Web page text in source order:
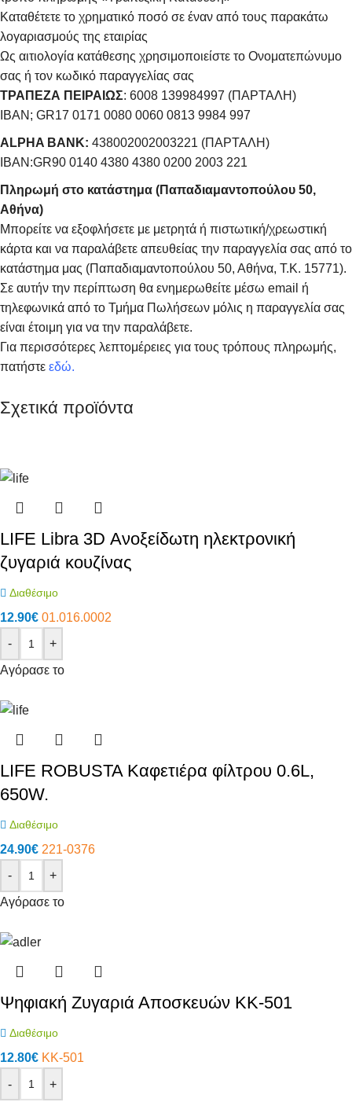
Καταθέτετε το χρηματικό ποσό σε έναν από τους παρακάτω
λογαριασμούς της εταιρίας
Ως αιτιολογία κατάθεσης χρησιμοποιείστε το Ονοματεπώνυμο
σας ή τον κωδικό παραγγελίας σας
ΤΡΑΠΕΖΑ ΠΕΙΡΑΙΩΣ: 6008 139984997 (ΠΑΡΤΑΛΗ)
IBAN; GR17 0171 0080 0060 0813 9984 997
ALPHA BANK: 438002002003221 (ΠΑΡΤΑΛΗ)
IBAN:GR90 0140 4380 4380 0200 2003 221
Πληρωμή στο κατάστημα (Παπαδιαμαντοπούλου 50,
Αθήνα)
Μπορείτε να εξοφλήσετε με μετρητά ή πιστωτική/χρεωστική
κάρτα και να παραλάβετε απευθείας την παραγγελία σας από το
κατάστημα μας (Παπαδιαμαντοπούλου 50, Αθήνα, Τ.Κ. 15771).
Σε αυτήν την περίπτωση θα ενημερωθείτε μέσω email ή
τηλεφωνικά από το Τμήμα Πωλήσεων μόλις η παραγγελία σας
είναι έτοιμη για να την παραλάβετε.
Για περισσότερες λεπτομέρειες για τους τρόπους πληρωμής,
πατήστε εδώ.
Σχετικά προϊόντα
LIFE Libra 3D Ανοξείδωτη ηλεκτρονική
ζυγαριά κουζίνας
Διαθέσιμο
12.90€ 01.016.0002
-
+
Αγόρασε το
LIFE ROBUSTA Καφετιέρα φίλτρου 0.6L,
650W.
Διαθέσιμο
24.90€ 221-0376
-
+
Αγόρασε το
Ψηφιακή Ζυγαριά Αποσκευών KK-501
Διαθέσιμο
12.80€ KK-501
-
+